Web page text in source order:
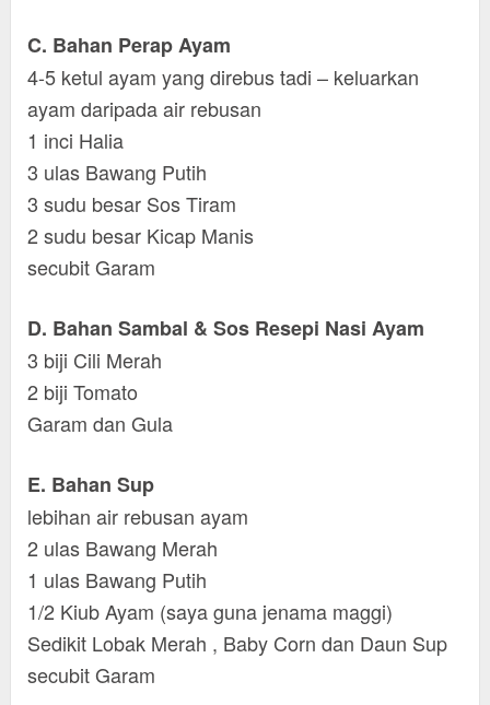
C. Bahan Perap Ayam
4-5 ketul ayam yang direbus tadi – keluarkan
ayam daripada air rebusan
1 inci Halia
3 ulas Bawang Putih
3 sudu besar Sos Tiram
2 sudu besar Kicap Manis
secubit Garam
D. Bahan Sambal & Sos Resepi Nasi Ayam
3 biji Cili Merah
2 biji Tomato
Garam dan Gula
E. Bahan Sup
lebihan air rebusan ayam
2 ulas Bawang Merah
1 ulas Bawang Putih
1/2 Kiub Ayam (saya guna jenama maggi)
Sedikit Lobak Merah , Baby Corn dan Daun Sup
secubit Garam